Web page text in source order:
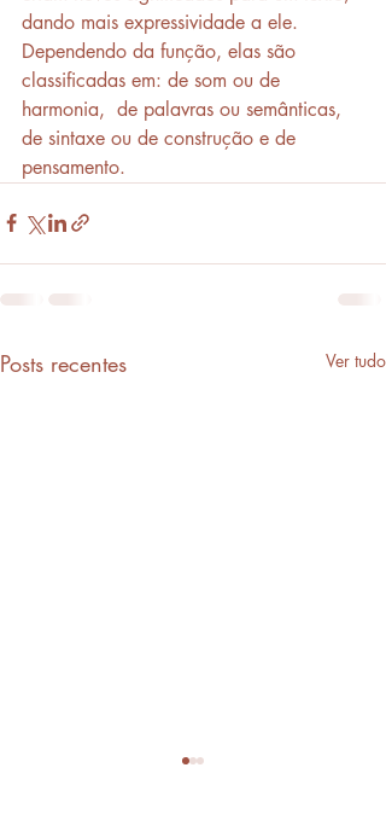
dando mais expressividade a ele.
Dependendo da função, elas são
classificadas em: de som ou de
harmonia,  de palavras ou semânticas,
de sintaxe ou de construção e de
pensamento.
Posts recentes Ver tudo